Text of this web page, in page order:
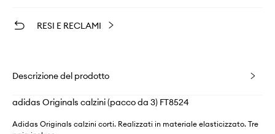
RESI E RECLAMI
Descrizione del prodotto
adidas Originals calzini (pacco da 3) FT8524
Adidas Originals calzini corti. Realizzati in materiale elasticizzato. Tre